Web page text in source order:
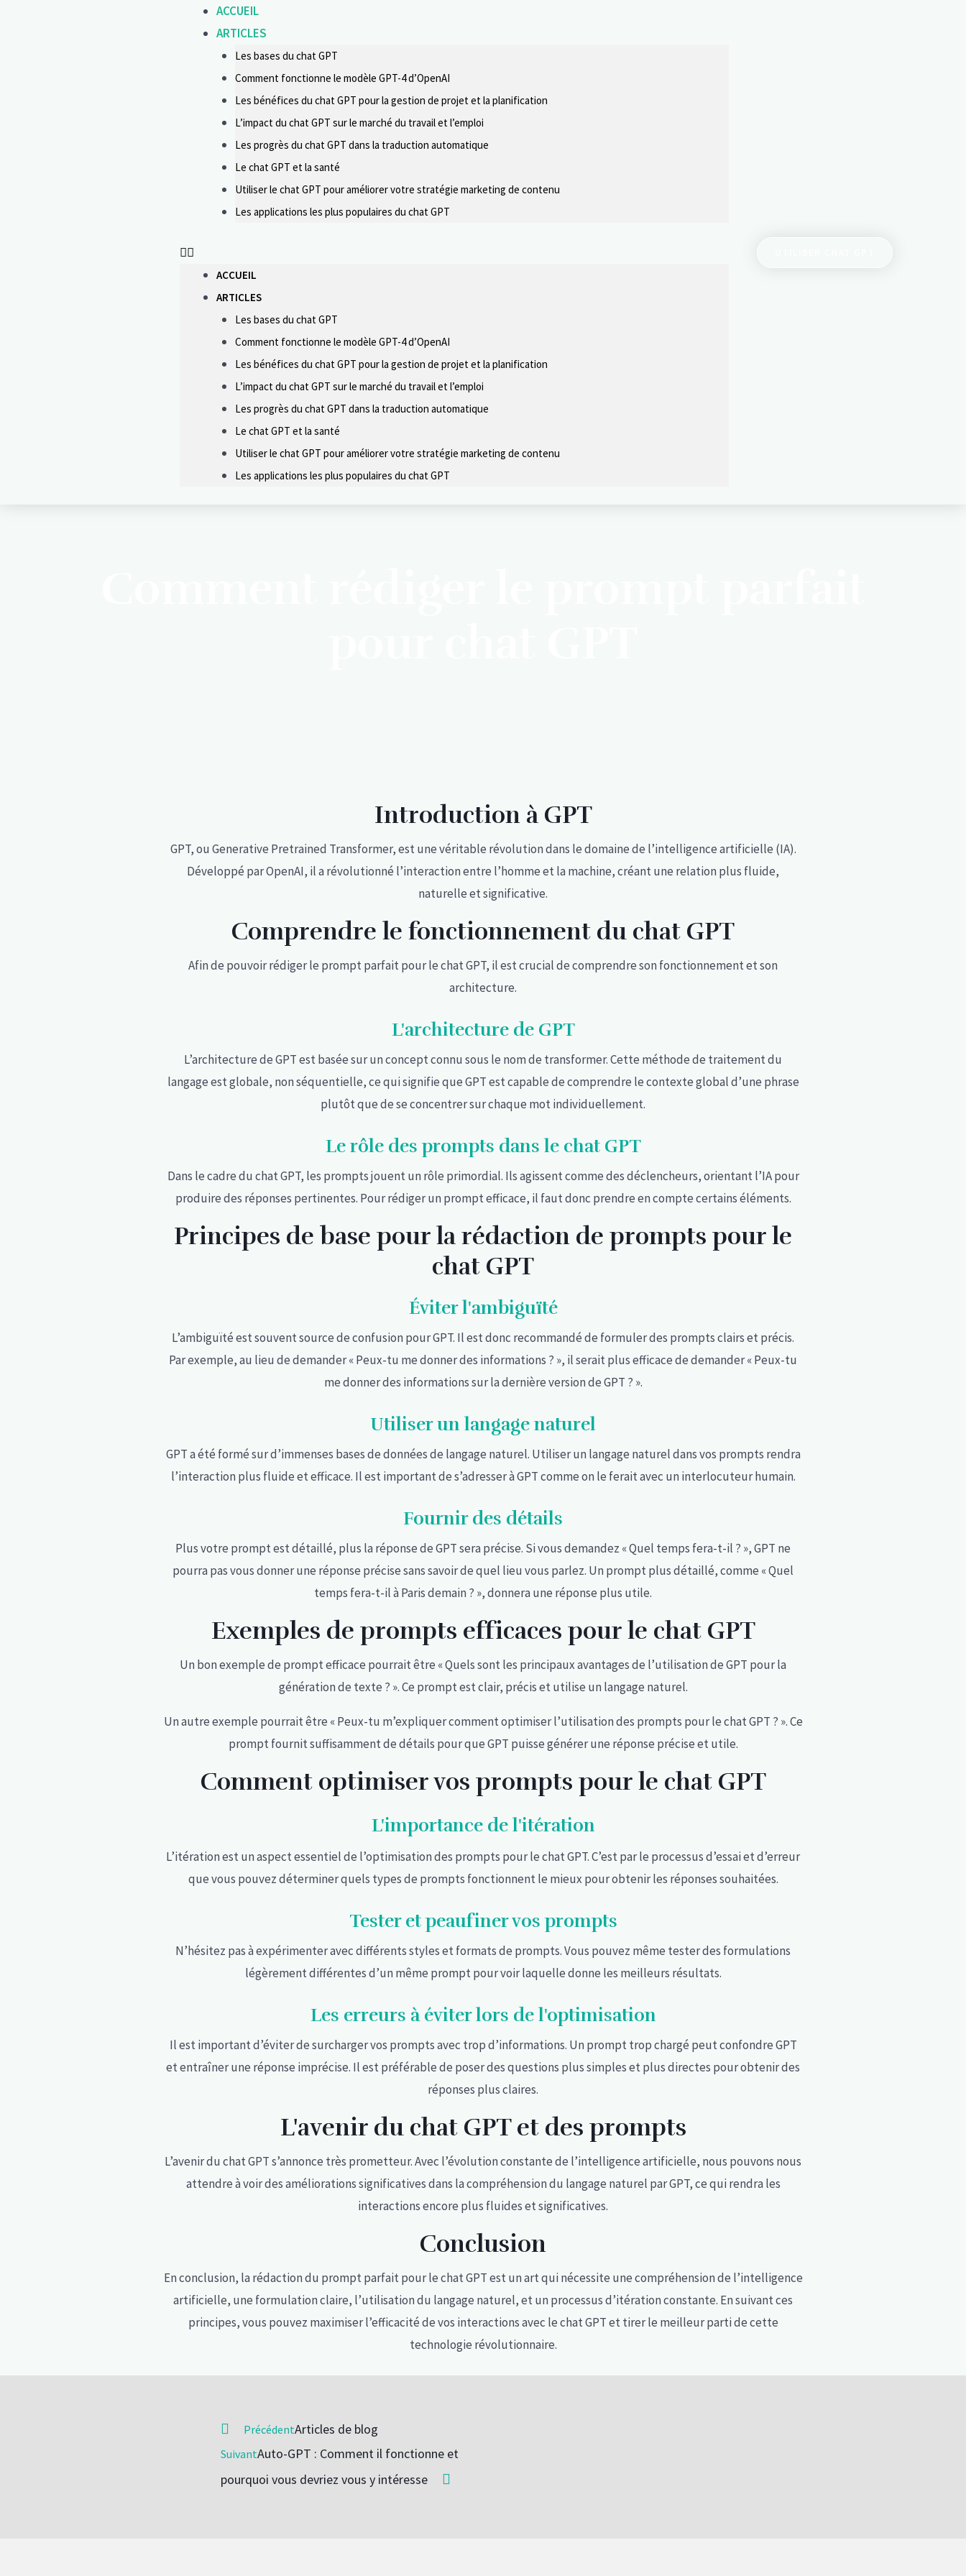
ACCUEIL
ARTICLES
Les bases du chat GPT
Comment fonctionne le modèle GPT-4 d’OpenAI
Les bénéfices du chat GPT pour la gestion de projet et la planification
L’impact du chat GPT sur le marché du travail et l’emploi
Les progrès du chat GPT dans la traduction automatique
Le chat GPT et la santé
Utiliser le chat GPT pour améliorer votre stratégie marketing de contenu
Les applications les plus populaires du chat GPT
ACCUEIL
ARTICLES
Les bases du chat GPT
Comment fonctionne le modèle GPT-4 d’OpenAI
Les bénéfices du chat GPT pour la gestion de projet et la planification
L’impact du chat GPT sur le marché du travail et l’emploi
Les progrès du chat GPT dans la traduction automatique
Le chat GPT et la santé
Utiliser le chat GPT pour améliorer votre stratégie marketing de contenu
Les applications les plus populaires du chat GPT
Introduction à GPT
GPT, ou Generative Pretrained Transformer, est une véritable révolution dans le domaine de l’intelligence artificielle (IA).
Développé par OpenAI, il a révolutionné l’interaction entre l’homme et la machine, créant une relation plus fluide,
naturelle et significative.
Comprendre le fonctionnement du chat GPT
Afin de pouvoir rédiger le prompt parfait pour le chat GPT, il est crucial de comprendre son fonctionnement et son
architecture.
L'architecture de GPT
L’architecture de GPT est basée sur un concept connu sous le nom de transformer. Cette méthode de traitement du
langage est globale, non séquentielle, ce qui signifie que GPT est capable de comprendre le contexte global d’une phrase
plutôt que de se concentrer sur chaque mot individuellement.
Le rôle des prompts dans le chat GPT
Dans le cadre du chat GPT, les prompts jouent un rôle primordial. Ils agissent comme des déclencheurs, orientant l’IA pour
produire des réponses pertinentes. Pour rédiger un prompt efficace, il faut donc prendre en compte certains éléments.
Principes de base pour la rédaction de prompts pour le
chat GPT
Éviter l'ambiguïté
L’ambiguïté est souvent source de confusion pour GPT. Il est donc recommandé de formuler des prompts clairs et précis.
Par exemple, au lieu de demander « Peux-tu me donner des informations ? », il serait plus efficace de demander « Peux-tu
me donner des informations sur la dernière version de GPT ? ».
Utiliser un langage naturel
GPT a été formé sur d’immenses bases de données de langage naturel. Utiliser un langage naturel dans vos prompts rendra
l’interaction plus fluide et efficace. Il est important de s’adresser à GPT comme on le ferait avec un interlocuteur humain.
Fournir des détails
Plus votre prompt est détaillé, plus la réponse de GPT sera précise. Si vous demandez « Quel temps fera-t-il ? », GPT ne
pourra pas vous donner une réponse précise sans savoir de quel lieu vous parlez. Un prompt plus détaillé, comme « Quel
temps fera-t-il à Paris demain ? », donnera une réponse plus utile.
Exemples de prompts efficaces pour le chat GPT
Un bon exemple de prompt efficace pourrait être « Quels sont les principaux avantages de l’utilisation de GPT pour la
génération de texte ? ». Ce prompt est clair, précis et utilise un langage naturel.
Un autre exemple pourrait être « Peux-tu m’expliquer comment optimiser l’utilisation des prompts pour le chat GPT ? ». Ce
prompt fournit suffisamment de détails pour que GPT puisse générer une réponse précise et utile.
Comment optimiser vos prompts pour le chat GPT
L'importance de l'itération
L’itération est un aspect essentiel de l’optimisation des prompts pour le chat GPT. C’est par le processus d’essai et d’erreur
que vous pouvez déterminer quels types de prompts fonctionnent le mieux pour obtenir les réponses souhaitées.
Tester et peaufiner vos prompts
N’hésitez pas à expérimenter avec différents styles et formats de prompts. Vous pouvez même tester des formulations
légèrement différentes d’un même prompt pour voir laquelle donne les meilleurs résultats.
Les erreurs à éviter lors de l'optimisation
Il est important d’éviter de surcharger vos prompts avec trop d’informations. Un prompt trop chargé peut confondre GPT
et entraîner une réponse imprécise. Il est préférable de poser des questions plus simples et plus directes pour obtenir des
réponses plus claires.
L'avenir du chat GPT et des prompts
L’avenir du chat GPT s’annonce très prometteur. Avec l’évolution constante de l’intelligence artificielle, nous pouvons nous
attendre à voir des améliorations significatives dans la compréhension du langage naturel par GPT, ce qui rendra les
interactions encore plus fluides et significatives.
Conclusion
En conclusion, la rédaction du prompt parfait pour le chat GPT est un art qui nécessite une compréhension de l’intelligence
artificielle, une formulation claire, l’utilisation du langage naturel, et un processus d’itération constante. En suivant ces
principes, vous pouvez maximiser l’efficacité de vos interactions avec le chat GPT et tirer le meilleur parti de cette
technologie révolutionnaire.
PrécédentArticles de blog
SuivantAuto-GPT : Comment il fonctionne et
pourquoi vous devriez vous y intéresse